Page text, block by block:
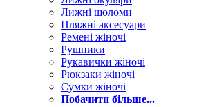
Лижні шоломи
Пляжні аксесуари
Ремені жіночі
Рушники
Рукавички жіночі
Рюкзаки жіночі
Сумки жіночі
Побачити більше...